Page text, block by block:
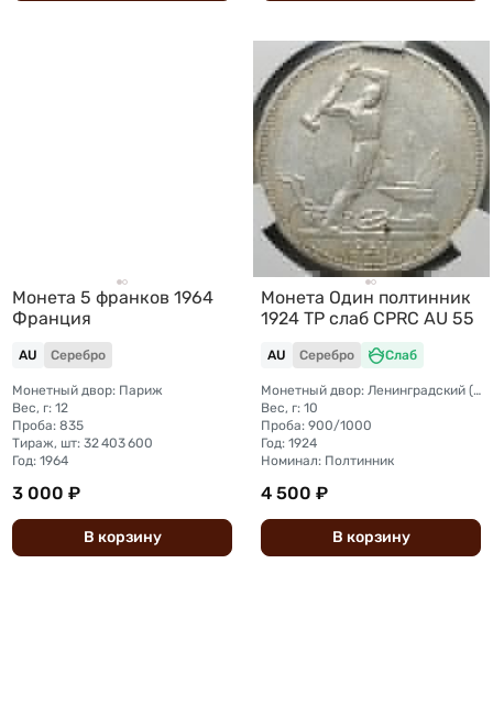
Монета 5 франков 1964
Франция
AU Серебро
Монетный двор: Париж
Вес, г: 12
Проба: 835
Тираж, шт: 32 403 600
Год: 1964
3 000 ₽
В корзину
Монета Один полтинник
1924 ТР слаб CPRC AU 55
AU Серебро Слаб
Монетный двор: Ленинградский (ЛМД)
Вес, г: 10
Проба: 900/1000
Год: 1924
Номинал: Полтинник
4 500 ₽
В корзину